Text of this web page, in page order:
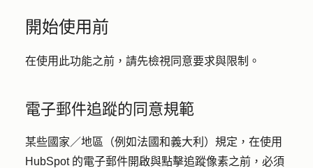
開始使用前
在使用此功能之前，請先檢視同意要求與限制。
電子郵件追蹤的同意規範
某些國家／地區（例如法國和義大利）規定，在使用
HubSpot 的電子郵件開啟與點擊追蹤像素之前，必須